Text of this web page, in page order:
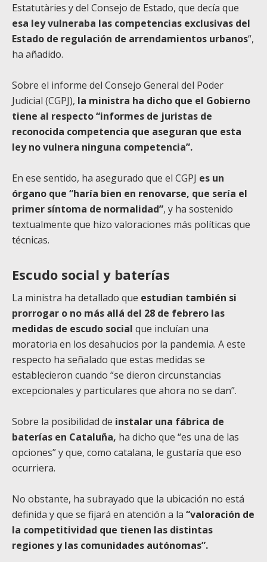
Estatutàries y del Consejo de Estado, que decía que
esa ley vulneraba las competencias exclusivas del
Estado de regulación de arrendamientos urbanos“,
ha añadido.
Sobre el informe del Consejo General del Poder
Judicial (CGPJ), la ministra ha dicho que el Gobierno
tiene al respecto “informes de juristas de
reconocida competencia que aseguran que esta
ley no vulnera ninguna competencia”.
En ese sentido, ha asegurado que el CGPJ es un
órgano que “haría bien en renovarse, que sería el
primer síntoma de normalidad”, y ha sostenido
textualmente que hizo valoraciones más políticas que
técnicas.
Escudo social y baterías
La ministra ha detallado que estudian también si
prorrogar o no más allá del 28 de febrero las
medidas de escudo social que incluían una
moratoria en los desahucios por la pandemia. A este
respecto ha señalado que estas medidas se
establecieron cuando “se dieron circunstancias
excepcionales y particulares que ahora no se dan”.
Sobre la posibilidad de instalar una fábrica de
baterías en Cataluña, ha dicho que “es una de las
opciones” y que, como catalana, le gustaría que eso
ocurriera.
No obstante, ha subrayado que la ubicación no está
definida y que se fijará en atención a la “valoración de
la competitividad que tienen las distintas
regiones y las comunidades autónomas”.